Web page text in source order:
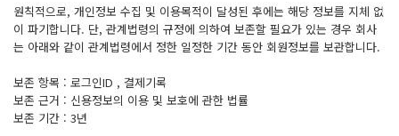
원칙적으로, 개인정보 수집 및 이용목적이 달성된 후에는 해당 정보를 지체 없
이 파기합니다. 단, 관계법령의 규정에 의하여 보존할 필요가 있는 경우 회사
는 아래와 같이 관계법령에서 정한 일정한 기간 동안 회원정보를 보관합니다.
보존 항목 : 로그인ID , 결제기록
보존 근거 : 신용정보의 이용 및 보호에 관한 법률
보존 기간 : 3년